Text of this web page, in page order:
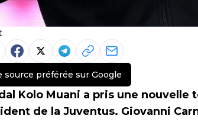
source préférée sur Google
Kolo Muani a pris une nouvelle
de la Juventus. Giovanni